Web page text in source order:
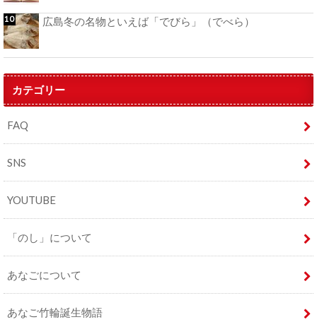
広島冬の名物といえば「でびら」（でべら）
カテゴリー
FAQ
SNS
YOUTUBE
「のし」について
あなごについて
あなご竹輪誕生物語